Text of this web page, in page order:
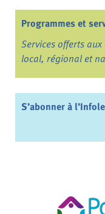
Programmes et
Services offerts
local, régional et
S’abonner à